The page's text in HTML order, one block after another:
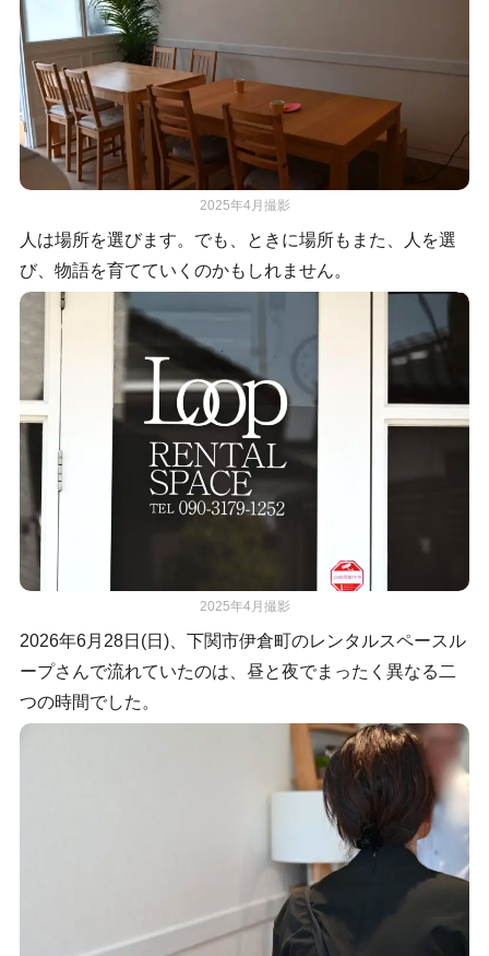
2025年4月撮影
人は場所を選びます。でも、ときに場所もまた、人を選
び、物語を育てていくのかもしれません。
2025年4月撮影
2026年6月28日(日)、下関市伊倉町のレンタルスペースル
ープさんで流れていたのは、昼と夜でまったく異なる二
つの時間でした。